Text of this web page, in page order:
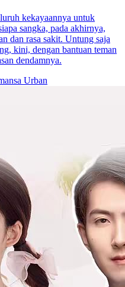
kekayaannya untuk
sangka, pada akhirnya,
dan rasa sakit. Untung saja
kini, dengan bantuan teman
dendamnya.
Urban